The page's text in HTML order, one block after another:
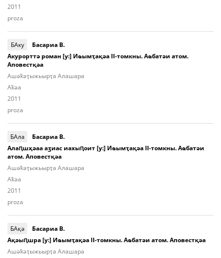
2011
proza
БАку
Басариа В.
Акурорттә роман [у:] Иҩымҭақәа II-томкны. Аҩбатәи атом.
Аповестқәа
Ашә­ҟәҭы­жьыр­ҭа Алашара
Aҟәа
2011
proza
БАла
Басариа В.
Алаԥшҳәаа аӡиас иахыԥоит [у:] Иҩымҭақәа II-томкны. Аҩбатәи
атом. Аповестқәа
Ашә­ҟәҭы­жьыр­ҭа Алашара
Aҟәа
2011
proza
БАқә
Басариа В.
Ақәыԥшра [у:] Иҩымҭақәа II-томкны. Аҩбатәи атом. Аповестқәа
Ашә­ҟәҭы­жьыр­ҭа Алашара